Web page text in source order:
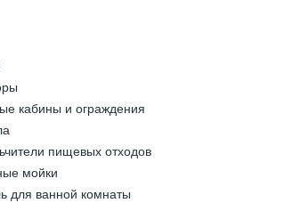
кабины и ограждения
пищевых отходов
мойки
для ванной комнаты